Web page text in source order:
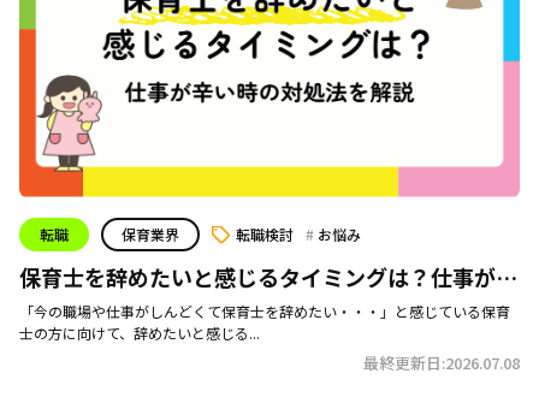
転職 保育業界 転職検討 お悩み
保育士を辞めたいと感じるタイミングは？仕事が辛
い時の対処法を解説
「今の職場や仕事がしんどくて保育士を辞めたい・・・」と感じている保育
士の方に向けて、辞めたいと感じる...
最終更新日:2026.07.08